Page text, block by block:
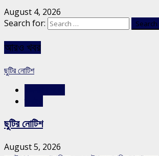
August 4, 2026
Search for:
আরও খবর
ছুটির নোটিশ
ছুটির নোটিশ
August 5, 2026